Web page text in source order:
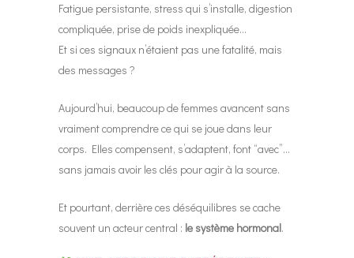
Fatigue persistante, stress qui s’installe, digestion
compliquée, prise de poids inexpliquée…
Et si ces signaux n’étaient pas une fatalité, mais
des messages ?
Aujourd’hui, beaucoup de femmes avancent sans
vraiment comprendre ce qui se joue dans leur
corps. Elles compensent, s’adaptent, font “avec”…
sans jamais avoir les clés pour agir à la source.
Et pourtant, derrière ces déséquilibres se cache
souvent un acteur central : le système hormonal.